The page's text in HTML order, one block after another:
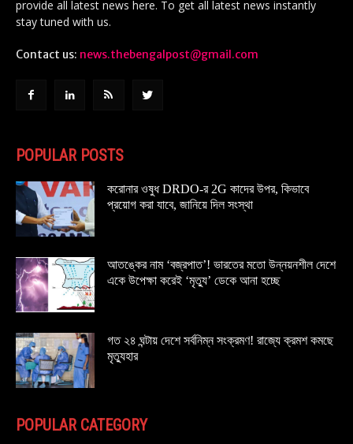
provide all latest news here. To get all latest news instantly
stay tuned with us.
Contact us: news.thebengalpost@gmail.com
POPULAR POSTS
করোনার ওষুধ DRDO-র 2G কাদের উপর, কিভাবে
প্রয়োগ করা যাবে, জানিয়ে দিল সংস্থা
আতঙ্কের নাম ‘বজ্রপাত’! ভারতের মতো উন্নয়নশীল দেশে
একে উপেক্ষা করেই ‘মৃত্যু’ ডেকে আনা হচ্ছে
গত ২৪ ঘন্টায় দেশে সর্বনিম্ন সংক্রমণ! রাজ্যে ক্রমশ কমছে
মৃত্যুহার
POPULAR CATEGORY